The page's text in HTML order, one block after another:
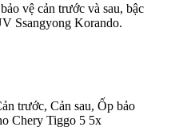
vệ cản trước và sau, bậc
Ssangyong Korando.